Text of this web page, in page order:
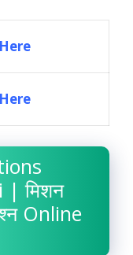
| मिशन
Online